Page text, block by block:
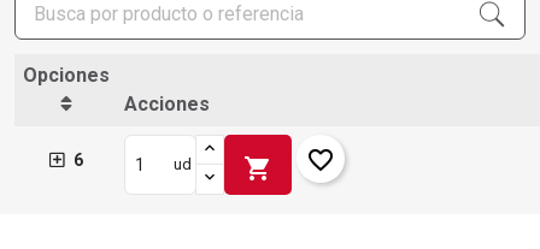
Añadir a la lista de deseos
Cancelar
Debe iniciar sesión para guardar productos en su lista de
Opciones
Acciones
6 ud shopping_cart favorite_border